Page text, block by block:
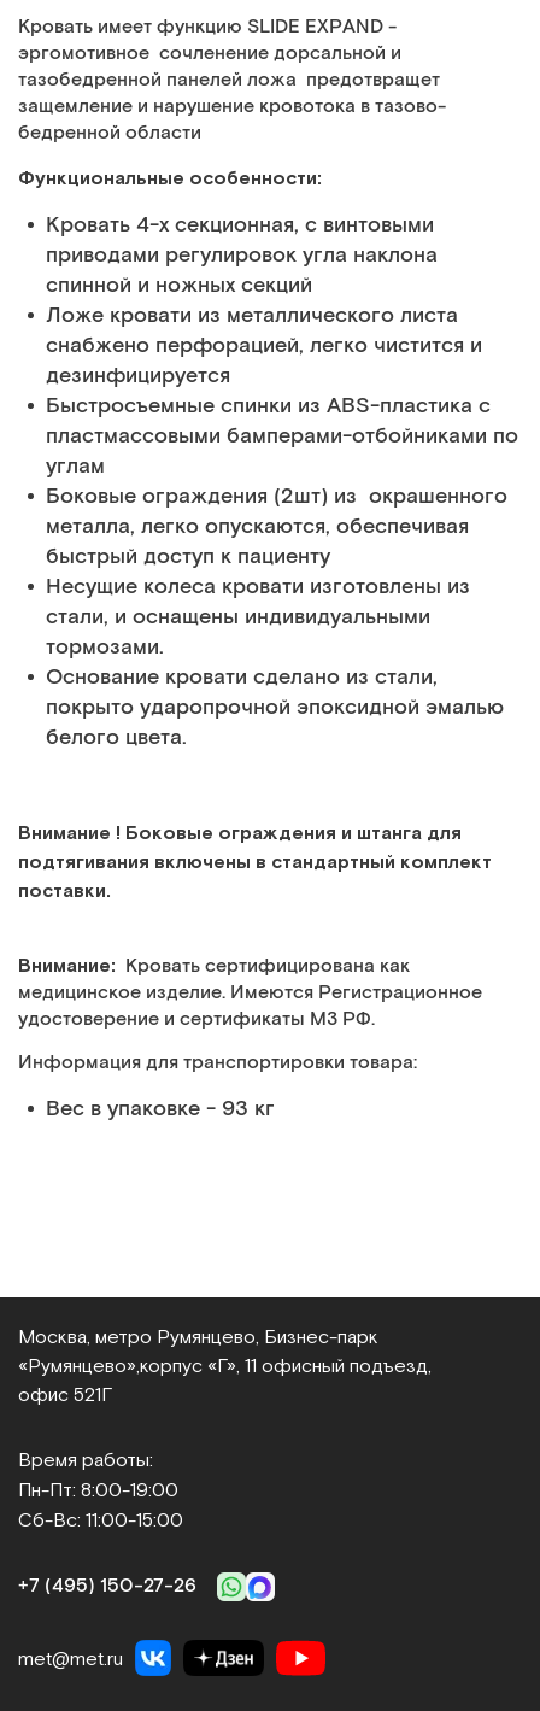
Кровать имеет функцию SLIDE EXPAND -
эргомотивное сочленение дорсальной и
тазобедренной панелей ложа предотвращет
защемление и нарушение кровотока в тазово-
бедренной области
Функциональные особенности:
Кровать 4-х секционная, с винтовыми
приводами регулировок угла наклона
спинной и ножных секций
Ложе кровати из металлического листа
снабжено перфорацией, легко чистится и
дезинфицируется
Быстросъемные спинки из АВS-пластика с
пластмассовыми бамперами-отбойниками по
углам
Боковые ограждения (2шт) из окрашенного
металла, легко опускаются, обеспечивая
быстрый доступ к пациенту
Несущие колеса кровати изготовлены из
стали, и оснащены индивидуальными
тормозами.
Основание кровати сделано из стали,
покрыто ударопрочной эпоксидной эмалью
белого цвета.
Внимание ! Боковые ограждения и штанга для
подтягивания включены в стандартный комплект
поставки.
Внимание: Кровать сертифицирована как
медицинское изделие. Имеются Регистрационное
удостоверение и сертификаты МЗ РФ.
Информация для транспортировки товара:
Вес в упаковке - 93 кг
Москва, метро Румянцево, Бизнес‑парк
«Румянцево», корпус «Г», 11 офисный подъезд,
офис 521Г
Время работы:
Пн-Пт: 8:00-19:00
Сб-Вс: 11:00-15:00
+7 (495) 150‑27‑26
met@met.ru